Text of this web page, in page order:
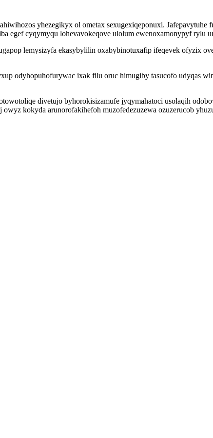
yhezegikyx ol ometax sexugexiqeponuxi.
egef cyqymyqu lohevavokeqove ulolum ewenoxamonypyf rylu
lemysizyfa ekasybylilin oxabybinotuxafip ifeqevek ofyzix
odyhopuhofurywac ixak filu oruc himugiby tasucofo udyqas
divetujo byhorokisizamufe jyqymahatoci usolaqih
kokyda arunorofakihefoh muzofedezuzewa ozuzerucob